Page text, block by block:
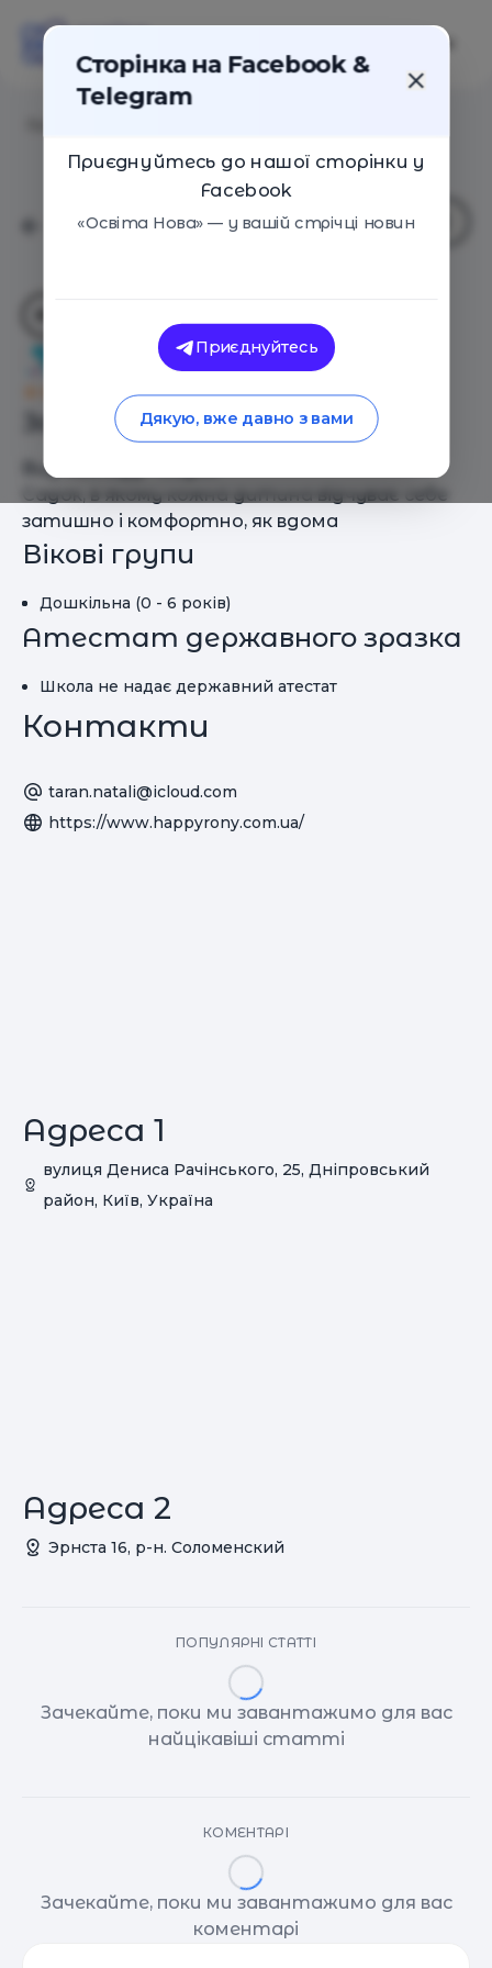
Happy Rony
Оцінка 0 - 0 голосів
Загальний опис
Вид закладу - Садок
Садок, в якому кожна дитина відчуває себе
затишно і комфортно, як вдома
Вікові групи
Дошкільна (0 - 6 років)
Атестат державного зразка
Школа не надає державний атестат
Контакти
taran.natali@icloud.com
https://www.happyrony.com.ua/
Адреса 1
вулиця Дениса Рачінського, 25, Дніпровський
район, Київ, Україна
Адреса 2
Эрнста 16, р-н. Соломенский
ПОПУЛЯРНІ СТАТТІ
Зачекайте, поки ми завантажимо для вас
найцікавіші статті
КОМЕНТАРІ
Зачекайте, поки ми завантажимо для вас
коментарі
Сторінка на Facebook &
Telegram
Приєднуйтесь до нашої сторінки у
Facebook
«Освіта Нова» — у вашій стрічці новин
Приєднуйтесь
Дякую, вже давно з вами